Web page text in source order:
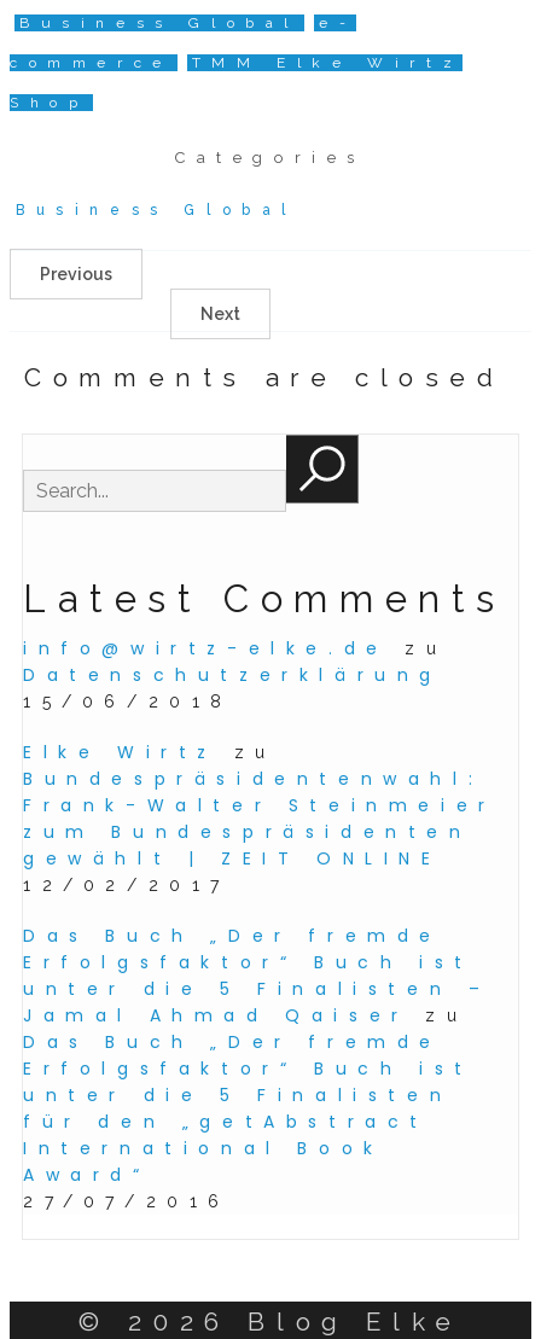
Business Global e-
commerce TMM Elke Wirtz
Shop
Categories
Business Global
Previous
Next
Comments are closed
Latest Comments
info@wirtz-elke.de zu
Datenschutzerklärung
15/06/2018
Elke Wirtz zu
Bundespräsidentenwahl:
Frank-Walter Steinmeier
zum Bundespräsidenten
gewählt | ZEIT ONLINE
12/02/2017
Das Buch „Der fremde
Erfolgsfaktor“ Buch ist
unter die 5 Finalisten –
Jamal Ahmad Qaiser
zu
Das Buch „Der fremde
Erfolgsfaktor“ Buch ist
unter die 5 Finalisten
für den „getAbstract
International Book
Award“
27/07/2016
© 2026 Blog Elke